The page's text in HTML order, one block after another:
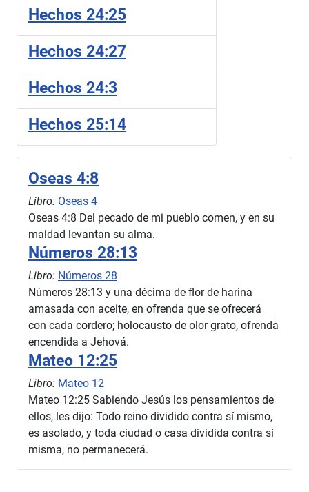
Hechos 24:25
Hechos 24:27
Hechos 24:3
Hechos 25:14
Oseas 4:8
Libro: Oseas 4
Oseas 4:8 Del pecado de mi pueblo comen, y en su
maldad levantan su alma.
Números 28:13
Libro: Números 28
Números 28:13 y una décima de flor de harina
amasada con aceite, en ofrenda que se ofrecerá
con cada cordero; holocausto de olor grato, ofrenda
encendida a Jehová.
Mateo 12:25
Libro: Mateo 12
Mateo 12:25 Sabiendo Jesús los pensamientos de
ellos, les dijo: Todo reino dividido contra sí mismo,
es asolado, y toda ciudad o casa dividida contra sí
misma, no permanecerá.